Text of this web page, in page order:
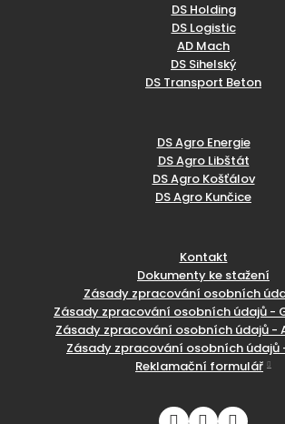
DS Holding
DS Logistic
AD Mach
DS Sihelský
DS Transport Beton
DS Agro Energie
DS Agro Libštát
DS Agro Košťálov
DS Agro Kunčice
Kontakt
Dokumenty ke stažení
Zásady zpracování osobních
Zásady zpracování osobních údajů -
Zásady zpracování osobních údajů -
Zásady zpracování osobních údajů
Reklamační formulář